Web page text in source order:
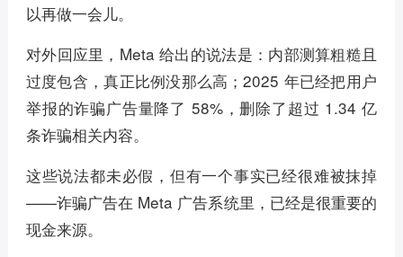
以再做一会儿。
对外回应里，Meta 给出的说法是：内部测算粗糙且
过度包含，真正比例没那么高；2025 年已经把用户
举报的诈骗广告量降了 58%，删除了超过 1.34 亿
条诈骗相关内容。
这些说法都未必假，但有一个事实已经很难被抹掉
——诈骗广告在 Meta 广告系统里，已经是很重要的
现金来源。